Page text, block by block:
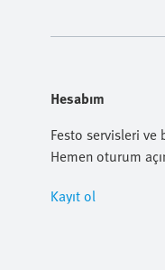
Hesabım
Festo servisleri ve
Hemen oturum
Kayıt ol